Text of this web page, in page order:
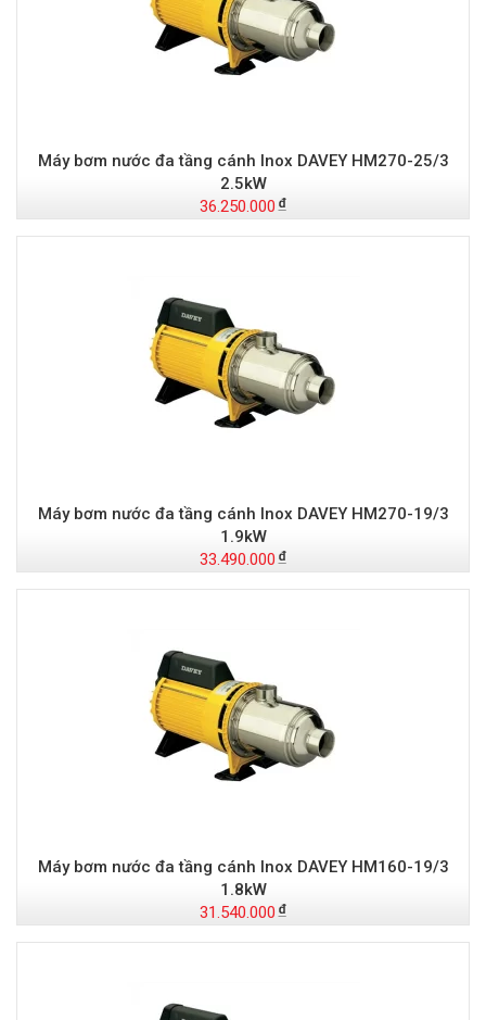
Máy bơm nước đa tầng cánh Inox DAVEY HM270-25/3
2.5kW
36.250.000
Máy bơm nước đa tầng cánh Inox DAVEY HM270-19/3
1.9kW
33.490.000
Máy bơm nước đa tầng cánh Inox DAVEY HM160-19/3
1.8kW
31.540.000